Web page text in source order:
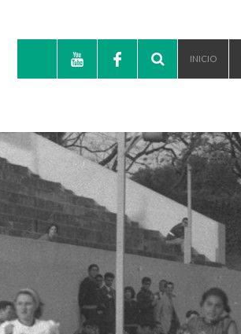
INICIO